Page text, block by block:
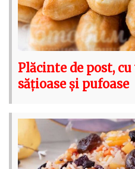
Plăcinte de post,
sățioase și pufoase